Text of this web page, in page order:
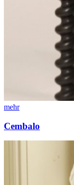
mehr
Cembalo